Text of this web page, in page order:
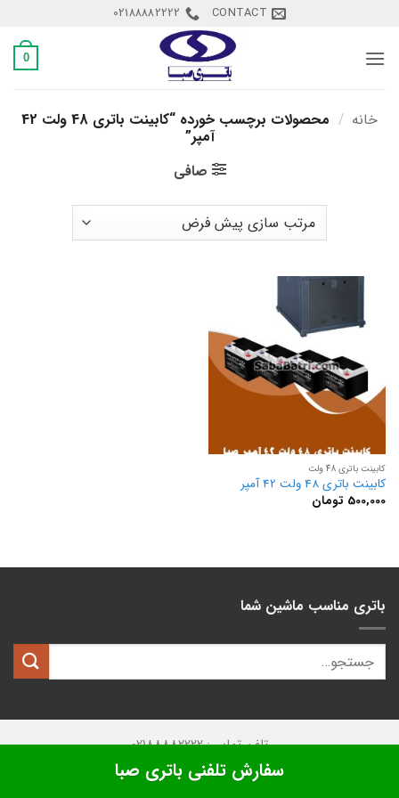
content
CONTACT
02188882222
0
خانه / محصولات برچسب خورده “کابینت باتری 48 ولت 42
آمپر”
صافی
کابینت باتری 48 ولت
کابینت باتری 48 ولت 42 آمپر
500,000 تومان
باتری مناسب ماشین شما
تلفن تماس: 02188882222
تمامی حقوق این وبسایت متعلق بهکیان باتری
سفارش تلفنی باتری صبا